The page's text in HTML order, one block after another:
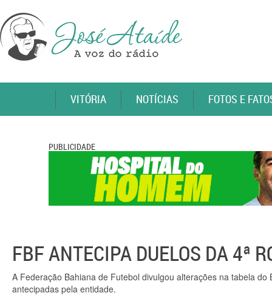
VITÓRIA NOTÍCIAS FOTOS E
PUBLICIDADE
FBF ANTECIPA DUELOS DA 4ª
A Federação Bahiana de Futebol divulgou alterações na tabela
antecipadas pela entidade.